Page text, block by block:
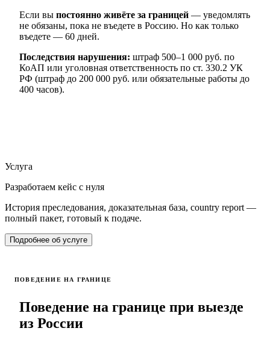
Если вы постоянно живёте за границей — уведомлять
не обязаны, пока не въедете в Россию. Но как только
въедете — 60 дней.
Последствия нарушения: штраф 500–1 000 руб. по
КоАП или уголовная ответственность по ст. 330.2 УК
РФ (штраф до 200 000 руб. или обязательные работы до
400 часов).
Услуга
Разработаем кейс с нуля
История преследования, доказательная база, country report —
полный пакет, готовый к подаче.
Подробнее об услуге
ПОВЕДЕНИЕ НА ГРАНИЦЕ
Поведение на границе при выезде
из России